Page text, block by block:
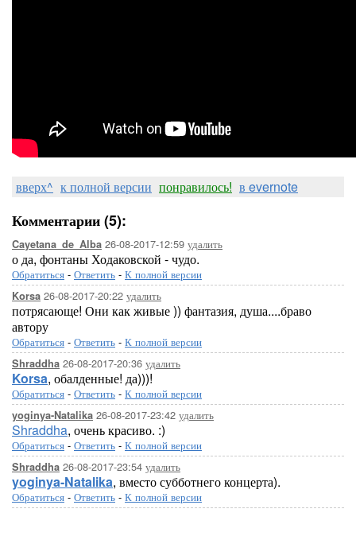
вверх^ к полной версии понравилось! в evernote
Комментарии (5):
Cayetana_de_Alba 26-08-2017-12:59 удалить
о да, фонтаны Ходаковской - чудо.
Обратиться - Ответить - К полной версии
Korsa 26-08-2017-20:22 удалить
потрясающе! Они как живые )) фантазия, душа....браво
автору
Обратиться - Ответить - К полной версии
Shraddha 26-08-2017-20:36 удалить
Korsa, обалденные! да)))!
Обратиться - Ответить - К полной версии
yoginya-Natalika 26-08-2017-23:42 удалить
Shraddha, очень красиво. :)
Обратиться - Ответить - К полной версии
Shraddha 26-08-2017-23:54 удалить
yoginya-Natalika, вместо субботнего концерта).
Обратиться - Ответить - К полной версии